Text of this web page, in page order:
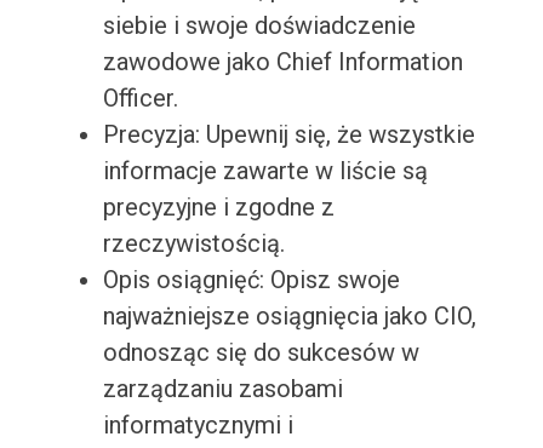
siebie i swoje doświadczenie
zawodowe jako Chief Information
Officer.
Precyzja: Upewnij się, że wszystkie
informacje zawarte w liście są
precyzyjne i zgodne z
rzeczywistością.
Opis osiągnięć: Opisz swoje
najważniejsze osiągnięcia jako CIO,
odnosząc się do sukcesów w
zarządzaniu zasobami
informatycznymi i